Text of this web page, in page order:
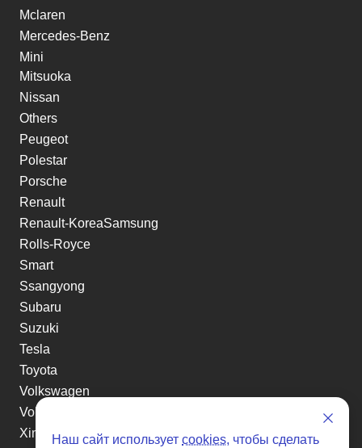
Mclaren
Mercedes-Benz
Mini
Mitsuoka
Nissan
Others
Peugeot
Polestar
Porsche
Renault
Renault-KoreaSamsung
Rolls-Royce
Smart
Ssangyong
Subaru
Suzuki
Tesla
Toyota
Volkswagen
Volvo
Xin yuanНаш сайт использует cookies, чтобы сделать